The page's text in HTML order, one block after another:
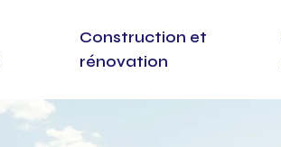
Construction et
rénovation